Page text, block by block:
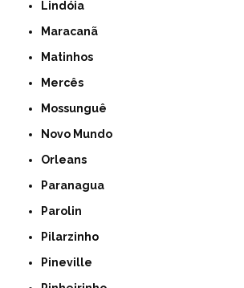
Lindóia
Maracanã
Matinhos
Mercês
Mossunguê
Novo Mundo
Orleans
Paranagua
Parolin
Pilarzinho
Pineville